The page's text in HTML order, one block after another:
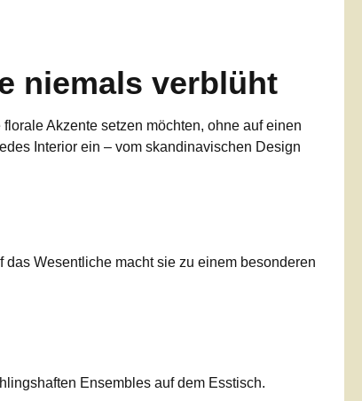
niemals verblüht
Akzente setzen möchten, ohne auf einen
Interior ein – vom skandinavischen Design
Wesentliche macht sie zu einem besonderen
Ensembles auf dem Esstisch.